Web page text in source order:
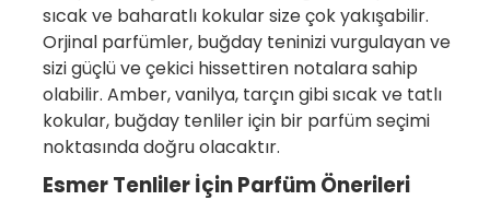
sıcak ve baharatlı kokular size çok yakışabilir.
Orjinal parfümler, buğday teninizi vurgulayan ve
sizi güçlü ve çekici hissettiren notalara sahip
olabilir. Amber, vanilya, tarçın gibi sıcak ve tatlı
kokular, buğday tenliler için bir parfüm seçimi
noktasında doğru olacaktır.
Esmer Tenliler İçin Parfüm Önerileri